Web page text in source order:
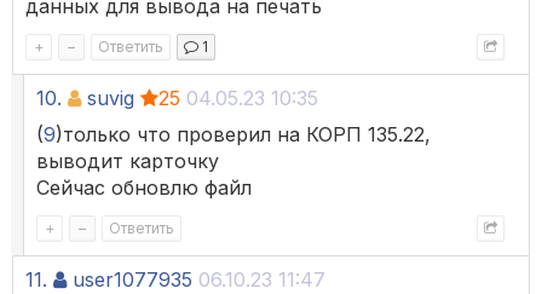
данных для вывода на печать
+ – Ответить 1
10. suvig 25 04.05.23 10:35
(9)только что проверил на КОРП 135.22,
выводит карточку
Сейчас обновлю файл
+ – Ответить
11. user1077935 06.10.23 11:47